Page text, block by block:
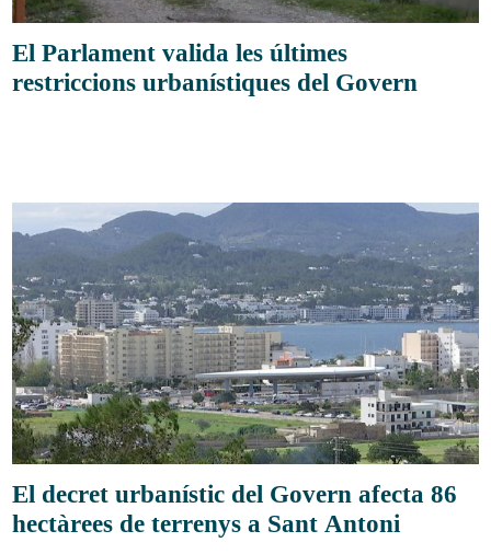
El Parlament valida les últimes
restriccions urbanístiques del Govern
El decret urbanístic del Govern afecta 86
hectàrees de terrenys a Sant Antoni